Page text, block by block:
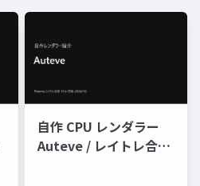
自作 CPU レンダラー
Auteve / レイトレ合宿